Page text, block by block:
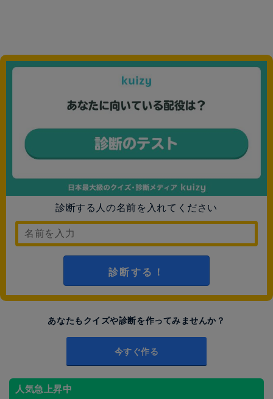
診断する人の名前を入れてください
診断する！
あなたもクイズや診断を作ってみませんか？
今すぐ作る
人気急上昇中